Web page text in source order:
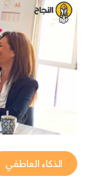
الذكاء العاطفي